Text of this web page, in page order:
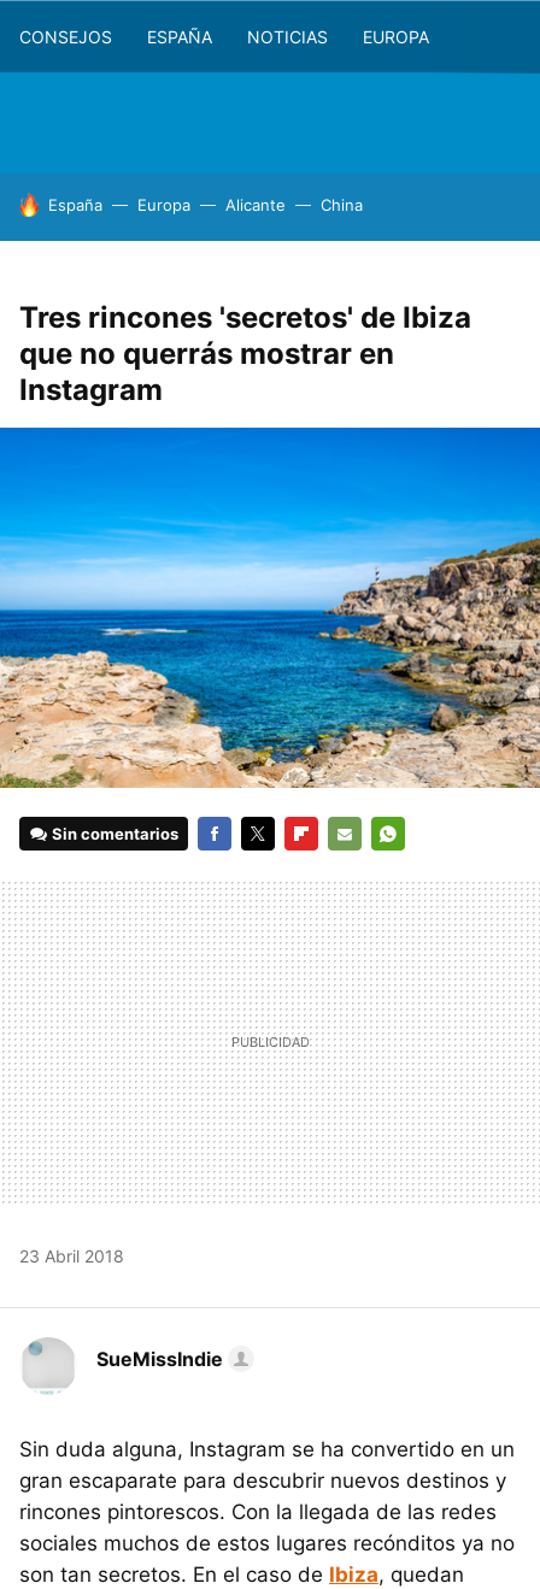
CONSEJOS ESPAÑA NOTICIAS EUROPA
HOY SE HABLA DE
España Europa Alicante China
Tres rincones 'secretos' de Ibiza
que no querrás mostrar en
Instagram
Sin comentarios
MAIL
23 Abril 2018
SueMissIndie
Sin duda alguna, Instagram se ha convertido en un
gran escaparate para descubrir nuevos destinos y
rincones pintorescos. Con la llegada de las redes
sociales muchos de estos lugares recónditos ya no
son tan secretos. En el caso de Ibiza, quedan